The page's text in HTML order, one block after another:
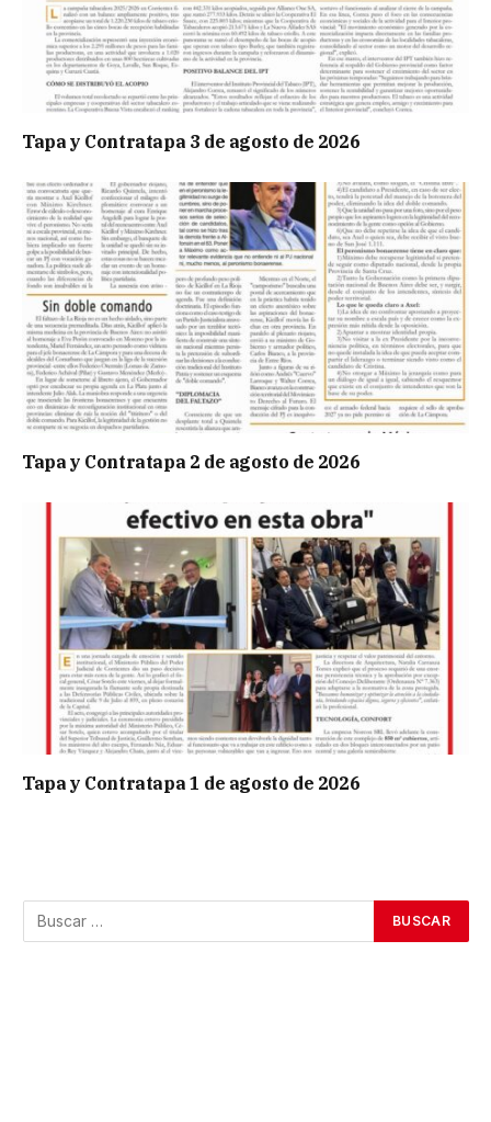
Tapa y Contratapa 3 de agosto de 2026
Tapa y Contratapa 2 de agosto de 2026
Tapa y Contratapa 1 de agosto de 2026